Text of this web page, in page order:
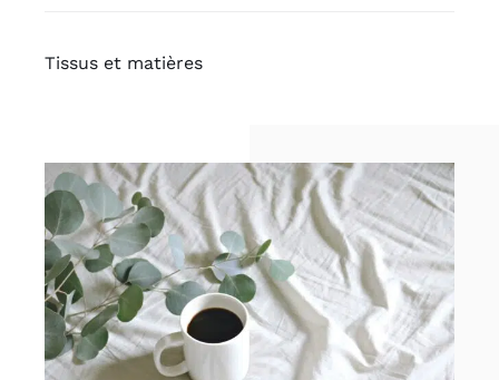
Tissus et matières